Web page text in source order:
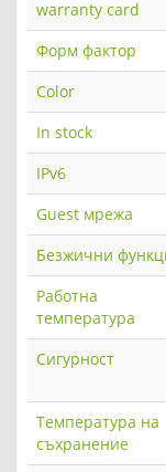
warranty card
Форм фактор
Color
In stock
IPv6
Guest мрежа
Безжични
Работна
температура
Сигурност
Температура на
съхранение